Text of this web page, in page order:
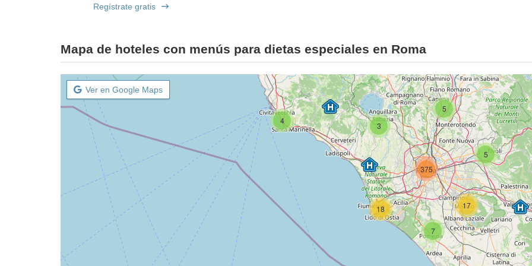
Regístrate gratis
Mapa de hoteles con menús para dietas especiales en Roma
Ver en Google Maps
4
5
3
5
17
7
18
375